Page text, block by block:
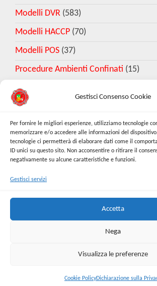
Gestisci Consenso Cookie
Per fornire le migliori esperienze, utilizziamo tecnologie
memorizzare e/o accedere alle informazioni del
tecnologie ci permetterà di elaborare dati come il
ID unici su questo sito. Non acconsentire o ritirare il
negativamente su alcune caratteristiche e funzioni.
Gestisci servizi
Accetta
Nega
Visualizza le preferenze
Cookie PolicyDichiarazione sulla
Modelli DVR (583)
Modelli HACCP (70)
Modelli POS (37)
Procedure Ambienti Confinati (15)
Richiedi Modello
Store